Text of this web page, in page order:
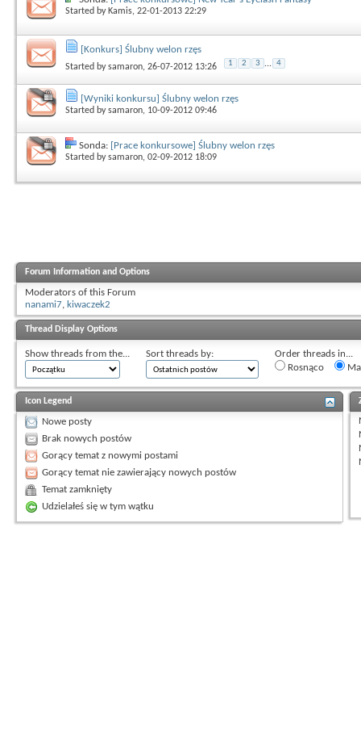
Started by Kamis, 22-01-2013 22:29
[Konkurs] Ślubny welon rzęs
Started bysamaron, 26-07-2012 13:26 1 2 3 ... 4
[Wyniki konkursu] Ślubny welon rzęs
Started bysamaron, 10-09-2012 09:46
Sonda: [Prace konkursowe] Ślubny welon rzęs
Started bysamaron, 02-09-2012 18:09
Forum Information and Options
Moderators of this Forum
nanami7, kiwaczek2
Thread Display Options
Show threads from the... Sort threads by:
Order threads in...
Rosnąco
Icon Legend
Nowe posty
Brak nowych postów
Gorący temat z nowymi postami
Gorący temat nie zawierający nowych postów
Temat zamknięty
Udzielałeś się w tym wątku